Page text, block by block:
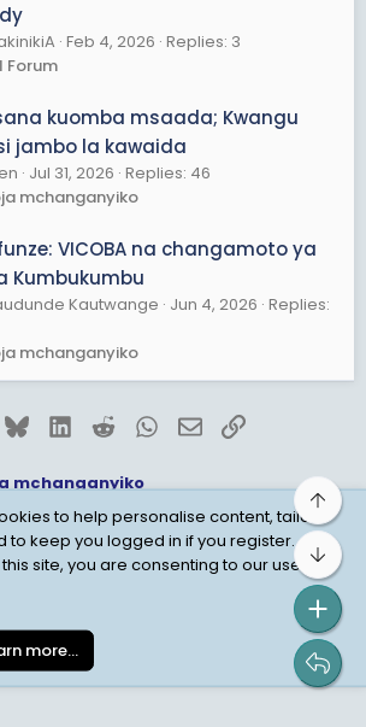
Feb 4, 2026 Replies: 3
Forum
kuomba msaada; Kwangu
jambo la kawaida
Jul 31, 2026 Replies: 46
mchanganyiko
VICOBA na changamoto ya
Kumbukumbu
Kautwange Jun 4, 2026 Replies:
mchanganyiko
BlueskyLinkedInRedditWhatsApp
EmailLink
mchanganyiko
Policy
Personal Data Protection
to help personalise content, tailor
to keep you logged in if you register.
site, you are consenting to our use of
more…
Top